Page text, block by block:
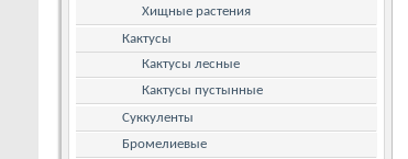
Хищные растения
Кактусы
Кактусы лесные
Кактусы пустынные
Суккуленты
Бромелиевые